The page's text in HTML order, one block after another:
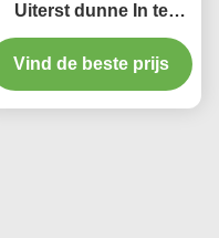
Uiterst dunne In te
ademen Katoenen van
de Babybroek
Luierbroek
Vind de beste prijs